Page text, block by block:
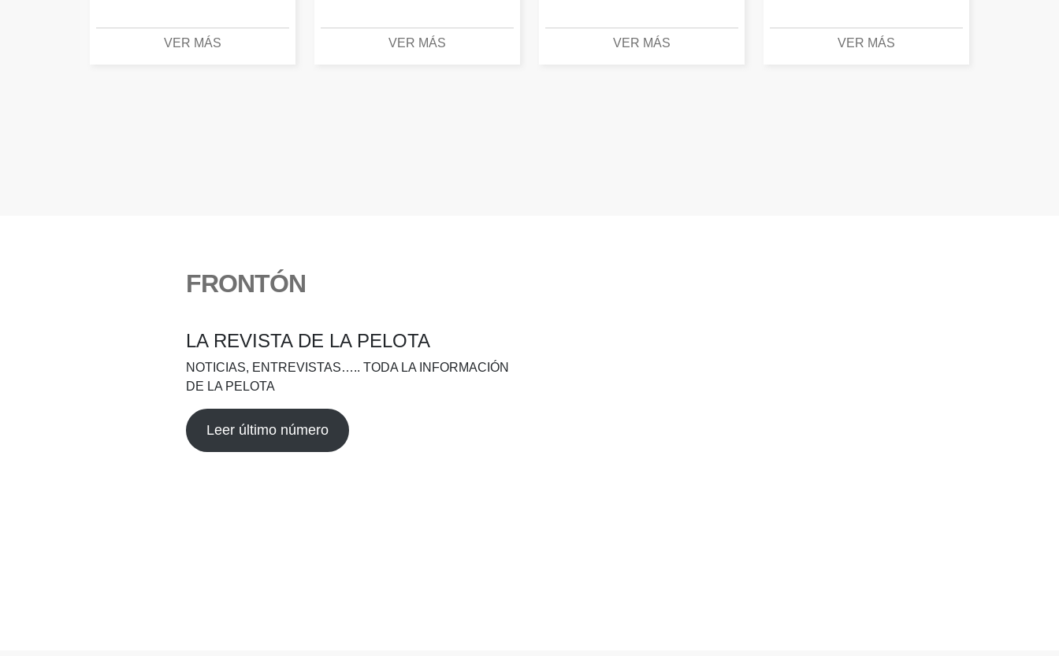
VER MÁS VER MÁS VER MÁS VER MÁS
FRONTÓN
LA REVISTA DE LA PELOTA
NOTICIAS, ENTREVISTAS….. TODA LA INFORMACIÓN
DE LA PELOTA
Leer último número